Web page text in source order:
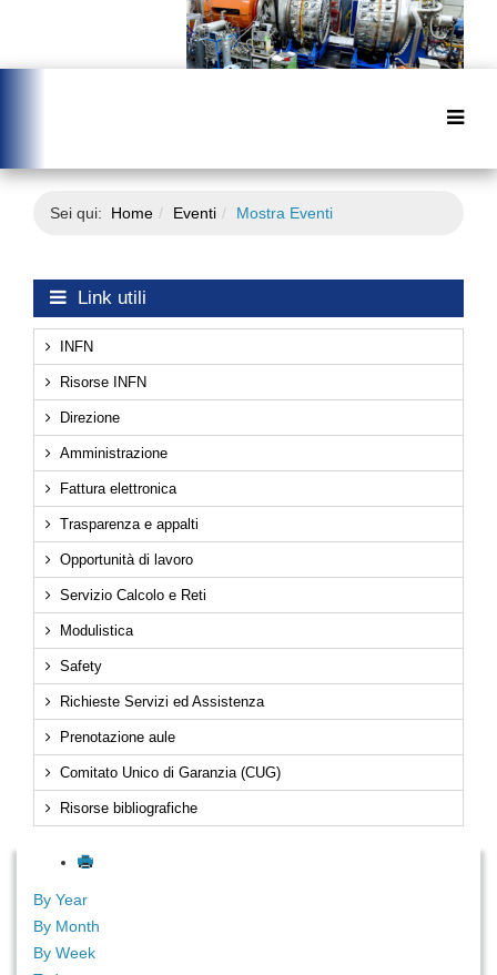
Sei qui: Home Eventi Mostra Eventi
Link utili
INFN
Risorse INFN
Direzione
Amministrazione
Fattura elettronica
Trasparenza e appalti
Opportunità di lavoro
Servizio Calcolo e Reti
Modulistica
Safety
Richieste Servizi ed Assistenza
Prenotazione aule
Comitato Unico di Garanzia (CUG)
Risorse bibliografiche
By Year
By Month
By Week